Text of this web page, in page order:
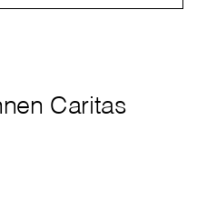
Caritas